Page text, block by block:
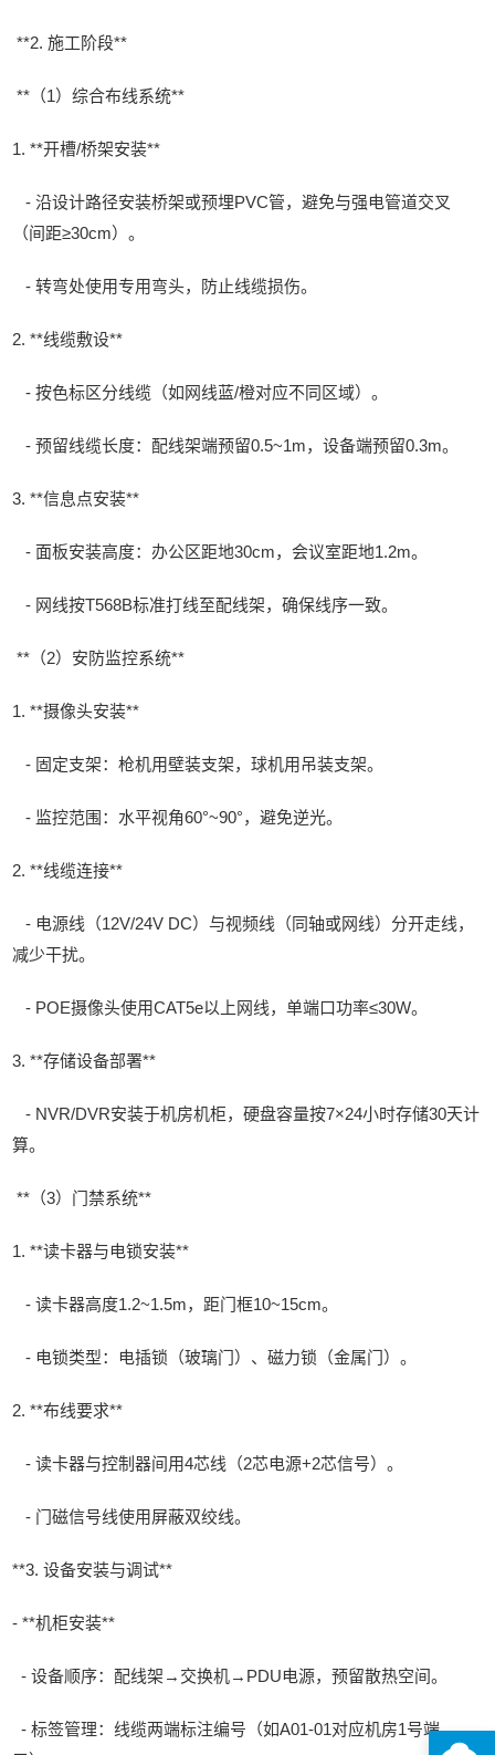
**2. 施工阶段**
**（1）综合布线系统**
1. **开槽/桥架安装**
- 沿设计路径安装桥架或预埋PVC管，避免与强电管道交叉
（间距≥30cm）。
- 转弯处使用专用弯头，防止线缆损伤。
2. **线缆敷设**
- 按色标区分线缆（如网线蓝/橙对应不同区域）。
- 预留线缆长度：配线架端预留0.5~1m，设备端预留0.3m。
3. **信息点安装**
- 面板安装高度：办公区距地30cm，会议室距地1.2m。
- 网线按T568B标准打线至配线架，确保线序一致。
**（2）安防监控系统**
1. **摄像头安装**
- 固定支架：枪机用壁装支架，球机用吊装支架。
- 监控范围：水平视角60°~90°，避免逆光。
2. **线缆连接**
- 电源线（12V/24V DC）与视频线（同轴或网线）分开走线，
减少干扰。
- POE摄像头使用CAT5e以上网线，单端口功率≤30W。
3. **存储设备部署**
- NVR/DVR安装于机房机柜，硬盘容量按7×24小时存储30天计
算。
**（3）门禁系统**
1. **读卡器与电锁安装**
- 读卡器高度1.2~1.5m，距门框10~15cm。
- 电锁类型：电插锁（玻璃门）、磁力锁（金属门）。
2. **布线要求**
- 读卡器与控制器间用4芯线（2芯电源+2芯信号）。
- 门磁信号线使用屏蔽双绞线。
**3. 设备安装与调试**
- **机柜安装**
- 设备顺序：配线架→交换机→PDU电源，预留散热空间。
- 标签管理：线缆两端标注编号（如A01-01对应机房1号端